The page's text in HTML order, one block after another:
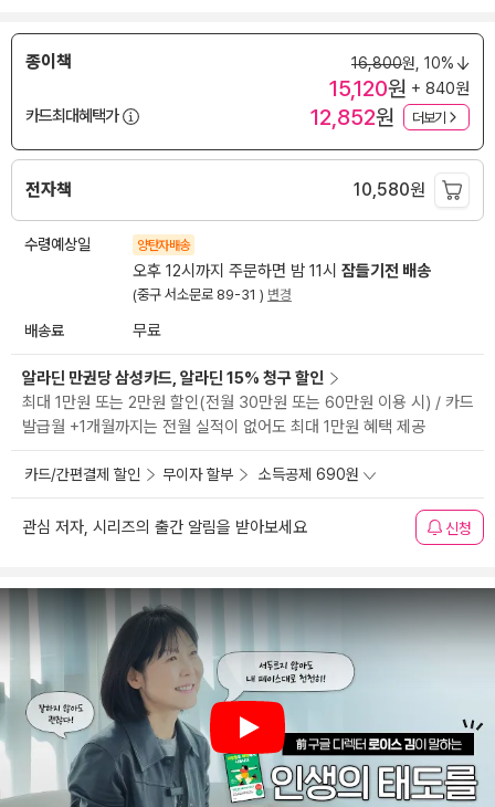
종이책 16,800원, 10%
15,120원 + 840원
카드최대혜택가
12,852원 더보기
전자책 10,580원
수령예상일 양탄자배송
오후 12시까지 주문하면 밤 11시 잠들기전 배송
(중구 서소문로 89-31 ) 변경
배송료 무료
알라딘 만권당 삼성카드, 알라딘 15% 청구 할인
최대 1만원 또는 2만원 할인(전월 30만원 또는 60만원 이용 시) / 카드
발급월 +1개월까지는 전월 실적이 없어도 최대 1만원 혜택 제공
카드/간편결제 할인 무이자 할부 소득공제 690원
관심 저자, 시리즈의 출간 알림을 받아보세요 신청
Play